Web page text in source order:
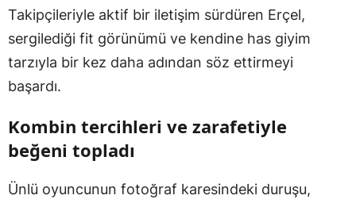
Takipçileriyle aktif bir iletişim sürdüren Erçel,
sergilediği fit görünümü ve kendine has giyim
tarzıyla bir kez daha adından söz ettirmeyi
başardı.
Kombin tercihleri ve zarafetiyle
beğeni topladı
Ünlü oyuncunun fotoğraf karesindeki duruşu,